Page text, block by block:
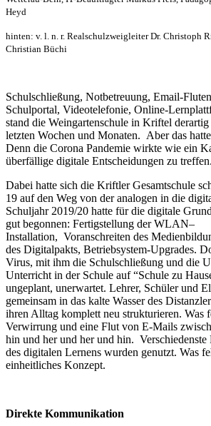
Heyd
hinten: v. l. n. r. Realschulzweigleiter Dr. Christoph
Christian Büchi
Schulschließung, Notbetreuung, Email-
Schulportal, Videotelefonie, Online-
stand die Weingartenschule in Kriftel
letzten Wochen und Monaten. Aber das
Denn die Corona Pandemie wirkte wie ein
überfällige digitale Entscheidungen zu treffen.
Dabei hatte sich die Kriftler Gesamtschule
19 auf den Weg von der analogen in die
Schuljahr 2019/20 hatte für die digitale
gut begonnen: Fertigstellung der WLAN–
Installation, Voranschreiten des
des Digitalpakts, Betriebsystem-Upgrades.
Virus, mit ihm die Schulschließung und die
Unterricht in der Schule auf “Schule zu
ungeplant, unerwartet. Lehrer, Schüler und
gemeinsam in das kalte Wasser des
ihren Alltag komplett neu strukturieren. Was
Verwirrung und eine Flut von E-Mails
hin und her und her und hin.
des digitalen Lernens wurden genutzt. Was
einheitliches Konzept.
Direkte Kommunikation